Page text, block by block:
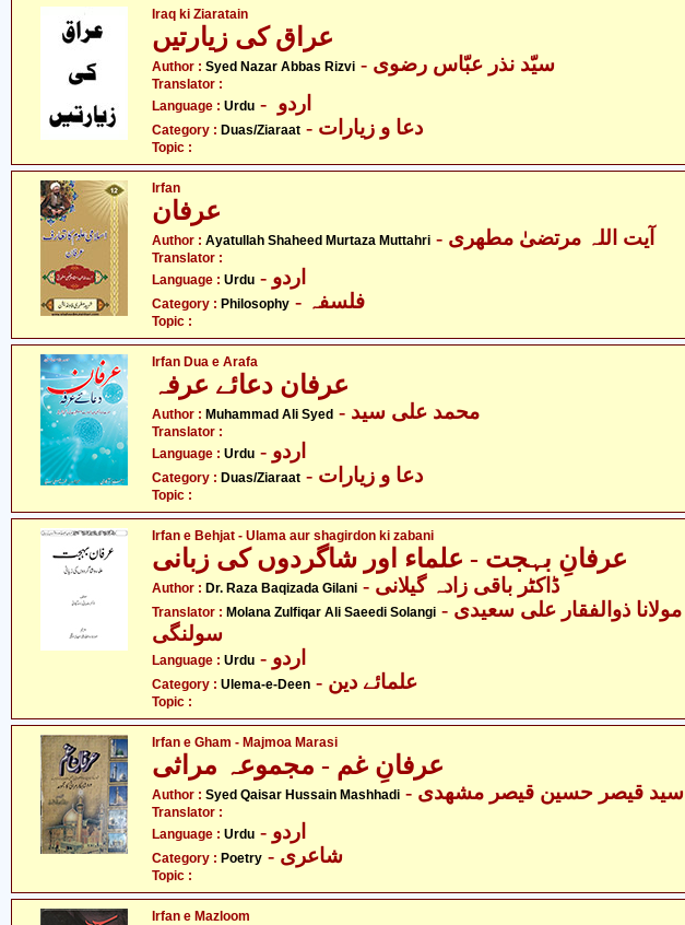
Iraq ki Ziaratain
Author : Syed Nazar Abbas Rizvi - سیّد نذر عبّاس رضوی
Translator :
Language : Urdu
Category : Duas/Ziaraat - دعا و زیارات
Topic :
Irfan
عرفان
Author : Ayatullah Shaheed Murtaza Muttahri - آیت اللہ مرتضیٰ مطھری
Translator :
Language : Urdu - اردو
Category : Philosophy - فلسفہ
Topic :
Irfan Dua e Arafa
عرفان دعائے عرفہ
Author : Muhammad Ali Syed - محمد علی سید
Translator :
Language : Urdu - اردو
Category : Duas/Ziaraat - دعا و زیارات
Topic :
Irfan e Behjat - Ulama aur shagirdon ki zabani
عرفانِ بہجت - علماء اور شاگردوں کی زبانی
Author : Dr. Raza Baqizada Gilani - ڈاکٹر باقی زادہ گیلانی
Translator : Molana Zulfiqar Ali Saeedi Solangi - مولانا ذوالفقار علی سعیدی
سولنگی
Language : Urdu - اردو
Category : Ulema-e-Deen - علمائے دین
Topic :
Irfan e Gham - Majmoa Marasi
عرفانِ غم - مجموعہ مراثی
Author : Syed Qaisar Hussain Mashhadi - سید قیصر حسین قیصر مشھدی
Translator :
Language : Urdu - اردو
Category : Poetry - شاعری
Topic :
Irfan e Mazloom